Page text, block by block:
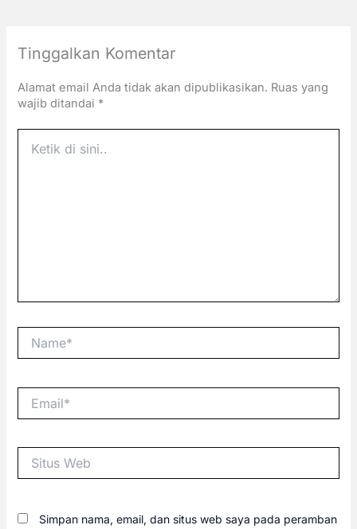
Tinggalkan Komentar
Alamat email Anda tidak akan dipublikasikan. Ruas yang
wajib ditandai *
Web
Simpan nama, email, dan situs web saya pada peramban